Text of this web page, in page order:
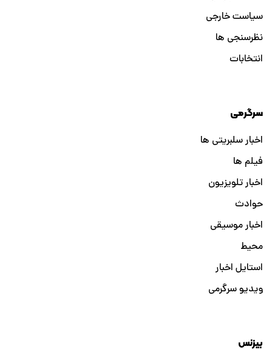
سیاست خارجی
نظرسنجی ها
انتخابات
سرگرمی
اخبار سلبریتی ها
فیلم ها
اخبار تلویزیون
حوادث
اخبار موسیقی
محیط
استایل اخبار
ویدیو سرگرمی
بیزنس